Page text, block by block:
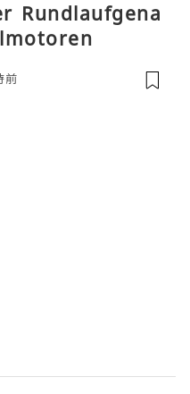
Rundlaufgena
前